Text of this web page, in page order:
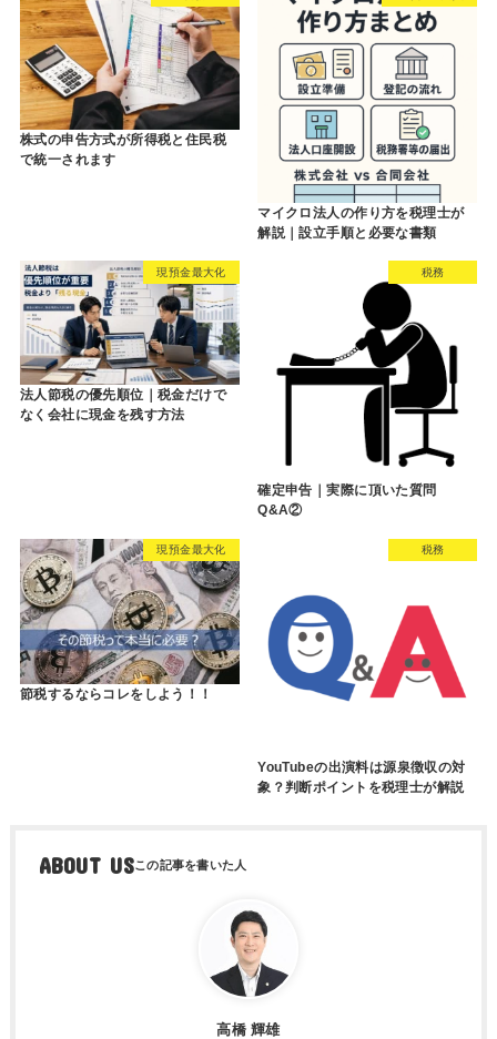
株式の申告方式が所得税と住民税
で統一されます
マイクロ法人の作り方を税理士が
解説｜設立手順と必要な書類
現預金最大化
法人節税の優先順位｜税金だけで
なく会社に現金を残す方法
税務
確定申告｜実際に頂いた質問
Q&A②
現預金最大化
節税するならコレをしよう！！
税務
YouTubeの出演料は源泉徴収の対
象？判断ポイントを税理士が解説
ABOUT US
高橋 輝雄